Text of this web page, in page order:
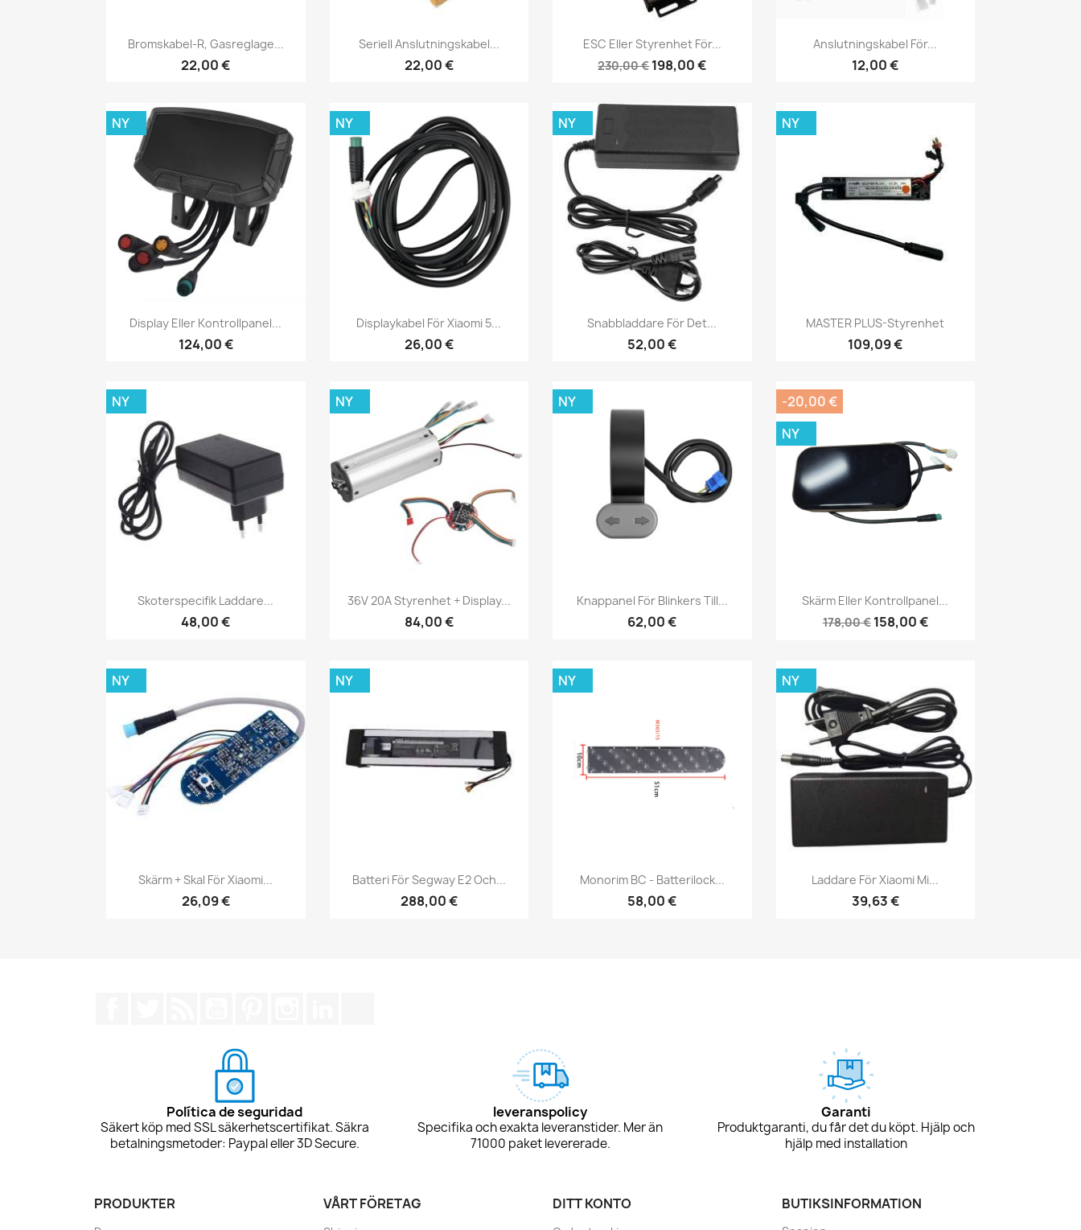
Snabbvy
Bromskabel-R, Gasreglage...
22,00 €
Snabbvy
Seriell Anslutningskabel...
22,00 €
Snabbvy
ESC Eller Styrenhet För...
230,00 €198,00 €
Snabbvy
Anslutningskabel För...
12,00 €
Snabbvy
Display Eller Kontrollpanel...
124,00 €
NY
Snabbvy
Displaykabel För Xiaomi 5...
26,00 €
NY
Snabbvy
Snabbladdare För Det...
52,00 €
NY
Snabbvy
MASTER PLUS-Styrenhet
109,09 €
NY
Snabbvy
Skoterspecifik Laddare...
48,00 €
NY
Snabbvy
36V 20A Styrenhet + Display...
84,00 €
NY
Snabbvy
Knappanel För Blinkers Till...
62,00 €
NY
Snabbvy
Skärm Eller Kontrollpanel...
178,00 € 158,00 €
-20,00 €
NY
Snabbvy
Skärm + Skal För Xiaomi...
26,09 €
NY
Snabbvy
Batteri För Segway E2 Och...
288,00 €
NY
Snabbvy
Monorim BC - Batterilock...
58,00 €
NY
 Snabbvy
Laddare För Xiaomi Mi...
39,63 €
NY
Política de seguridad
Säkert köp med SSL säkerhetscertifikat. Säkra
betalningsmetoder: Paypal eller 3D Secure.
leveranspolicy
Specifika och exakta leveranstider. Mer än
71000 paket levererade.
Garanti
Produktgaranti, du får det du köpt. Hjälp och
hjälp med installation
PRODUKTER VÅRT FÖRETAG DITT KONTO BUTIKSINFORMATION